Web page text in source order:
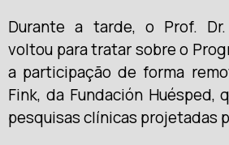
Durante a tarde, o Prof.
voltou para tratar sobre o
a participação de forma
Fink, da Fundación Huésped,
pesquisas clínicas projetadas